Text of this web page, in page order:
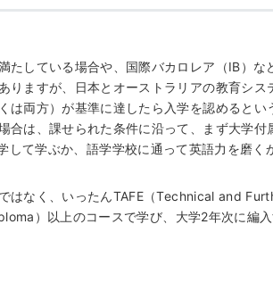
たしている場合や、国際バカロレア（IB）
りますが、日本とオーストラリアの教育シ
は両方）が基準に達したら入学を認めると
合は、課せられた条件に沿って、まず大学付
して学ぶか、語学学校に通って英語力を磨く
はなく、いったんTAFE（Technical and
）以上のコースで学び、大学2年次に編